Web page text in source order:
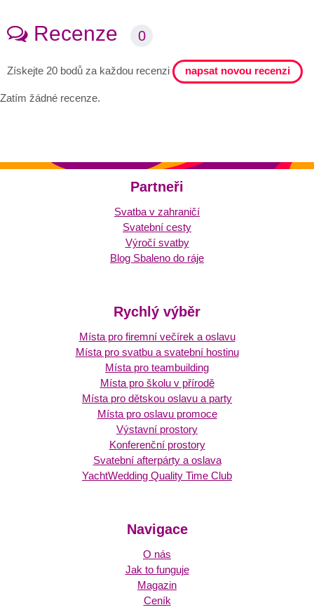
Recenze 0
Získejte 20 bodů za každou recenzi napsat novou recenzi
Zatím žádné recenze.
Partneři
Svatba v zahraničí
Svatební cesty
Výročí svatby
Blog Sbaleno do ráje
Rychlý výběr
Místa pro firemní večírek a oslavu
Místa pro svatbu a svatební hostinu
Místa pro teambuilding
Místa pro školu v přírodě
Místa pro dětskou oslavu a party
Místa pro oslavu promoce
Výstavní prostory
Konferenční prostory
Svatební afterpárty a oslava
YachtWedding Quality Time Club
Navigace
O nás
Jak to funguje
Magazin
Ceník